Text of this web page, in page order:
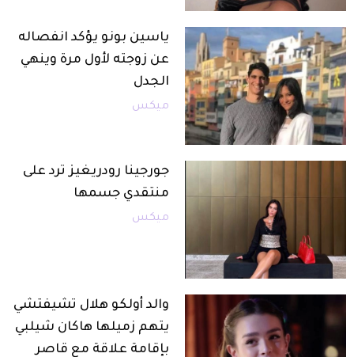
ياسين بونو يؤكد انفصاله
عن زوجته لأول مرة وينهي
الجدل
ميكس
جورجينا رودريغيز ترد على
منتقدي جسمها
ميكس
والد أولكو هلال تشيفتشي
يتهم زميلها هاكان شيلبي
بإقامة علاقة مع قاصر